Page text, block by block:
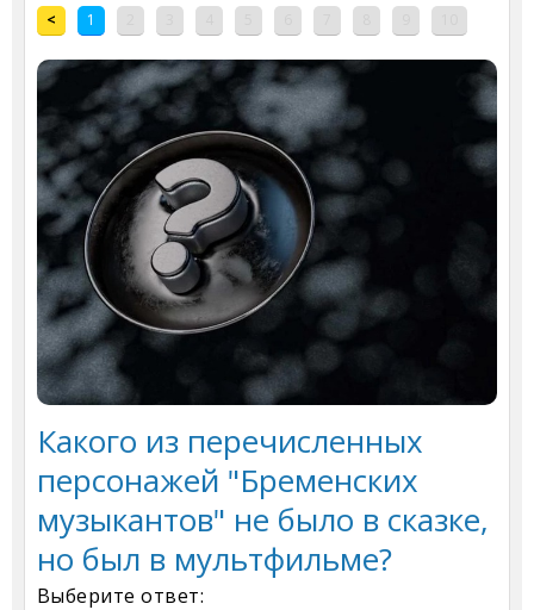
< 1
Какого из перечисленных
персонажей "Бременских
музыкантов" не было в сказке,
но был в мультфильме?
Выберите ответ: